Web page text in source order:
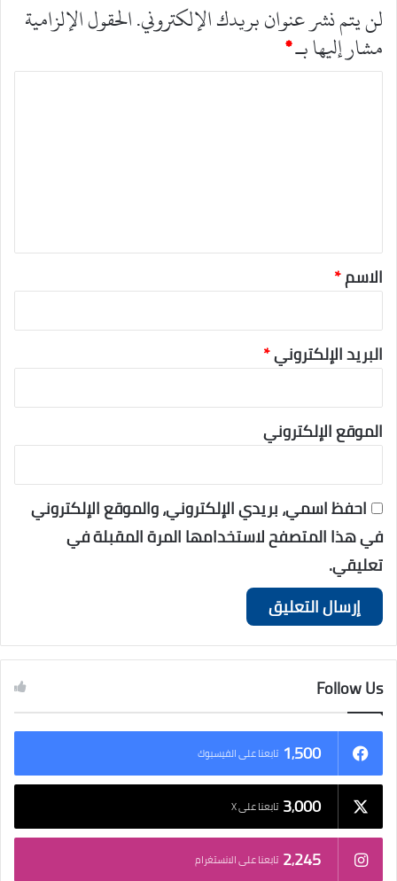
لن يتم نشر عنوان بريدك الإلكتروني.الحقول الإلزامية
مشار إليها بـ*
ا
الاسم*
البريد الإلكتروني*
الموقع الإلكتروني
احفظ اسمي، بريدي الإلكتروني، والموقع الإلكتروني
في هذا المتصفح لاستخدامها المرة المقبلة في
تعليقي.
Follow Us
1٬500 تابعنا على الفيسبوك
3٬000 تابعنا على X
2٬245 تابعنا على الانستغرام